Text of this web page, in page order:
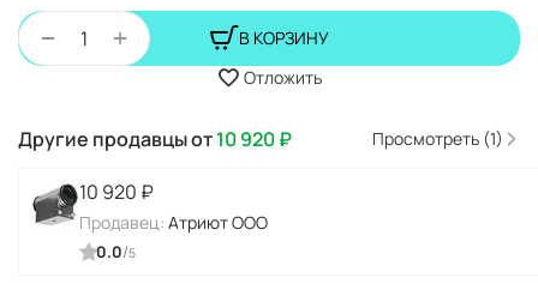
+
−
В КОРЗИНУ
Отложить
Другие продавцы от10 920₽ Просмотреть (1)
10 920 ₽
Продавец: Атриют ООО
0.0/5